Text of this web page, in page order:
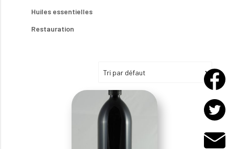
Huiles essentielles
Restauration